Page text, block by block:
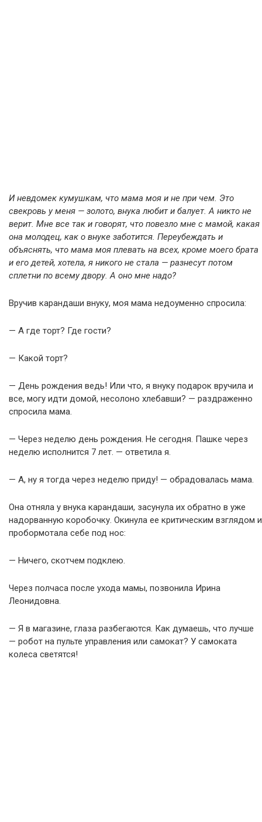
И невдомек кумушкам, что мама моя и не при чем. Это
свекровь у меня — золото, внука любит и балует. А никто не
верит. Мне все так и говорят, что повезло мне с мамой, какая
она молодец, как о внуке заботится. Переубеждать и
объяснять, что мама моя плевать на всех, кроме моего брата
и его детей, хотела, я никого не стала — разнесут потом
сплетни по всему двору. А оно мне надо?
Вручив карандаши внуку, моя мама недоуменно спросила:
— А где торт? Где гости?
— Какой торт?
— День рождения ведь! Или что, я внуку подарок вручила и
все, могу идти домой, несолоно хлебавши? — раздраженно
спросила мама.
— Через неделю день рождения. Не сегодня. Пашке через
неделю исполнится 7 лет. — ответила я.
— А, ну я тогда через неделю приду! — обрадовалась мама.
Она отняла у внука карандаши, засунула их обратно в уже
надорванную коробочку. Окинула ее критическим взглядом и
пробормотала себе под нос:
— Ничего, скотчем подклею.
Через полчаса после ухода мамы, позвонила Ирина
Леонидовна.
— Я в магазине, глаза разбегаются. Как думаешь, что лучше
— робот на пульте управления или самокат? У самоката
колеса светятся!